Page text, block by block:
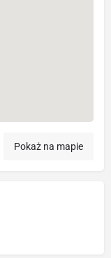
Pokaż na mapie